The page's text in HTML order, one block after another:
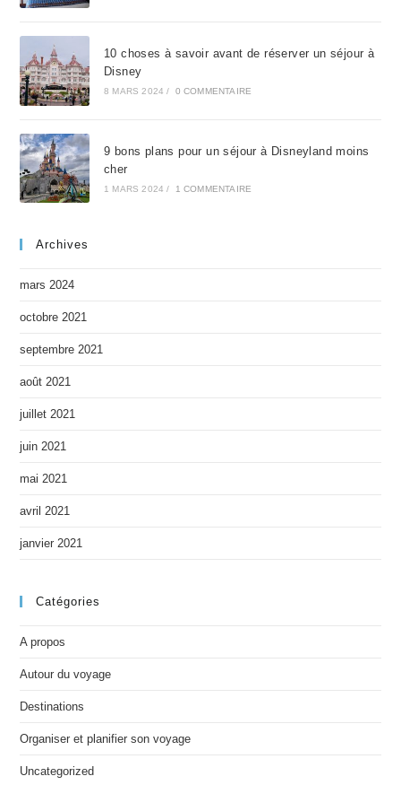
10 choses à savoir avant de réserver un séjour à
Disney
8 MARS 2024 / 0 COMMENTAIRE
9 bons plans pour un séjour à Disneyland moins
cher
1 MARS 2024 / 1 COMMENTAIRE
Archives
mars 2024
octobre 2021
septembre 2021
août 2021
juillet 2021
juin 2021
mai 2021
avril 2021
janvier 2021
Catégories
A propos
Autour du voyage
Destinations
Organiser et planifier son voyage
Uncategorized